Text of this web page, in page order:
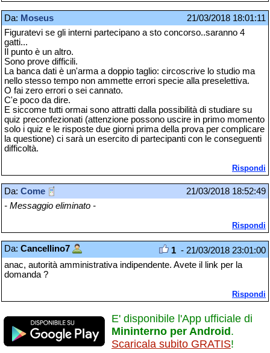
Da: Moseus
21/03/2018 18:01:11
Figuratevi se gli interni partecipano a sto concorso..saranno 4
gatti...
Il punto è un altro.
Sono prove difficili.
La banca dati è un'arma a doppio taglio: circoscrive lo studio ma
nello stesso tempo non ammette errori specie alla preselettiva.
O fai zero errori o sei cannato.
C'e poco da dire.
E siccome tutti ormai sono attratti dalla possibilità di studiare su
quiz preconfezionati (attenzione possono uscire in primo momento
solo i quiz e le risposte due giorni prima della prova per complicare
la questione) ci sarà un esercito di partecipanti con le conseguenti
difficoltà.
Rispondi
Da: Come
21/03/2018 18:52:49
- Messaggio eliminato -
Rispondi
Da: Cancellino7 1 - 21/03/2018 23:01:00
anac, autorità amministrativa indipendente. Avete il link per la
domanda ?
Rispondi
E' disponibile l'App ufficiale di
Mininterno per Android.
Scaricala subito GRATIS!